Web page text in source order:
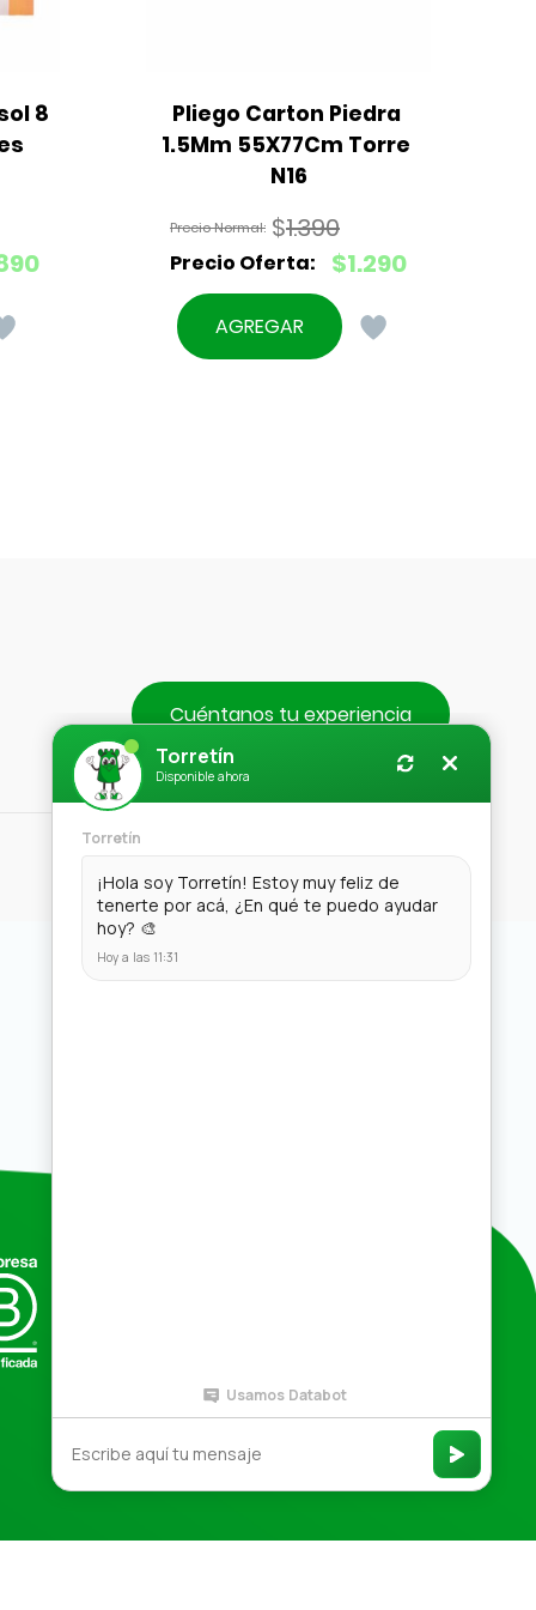
8
Pliego Carton Piedra
1.5Mm 55X77Cm Torre
N16
$1.390
El
precio
original
$1.290
El
precio
actual
AGREGAR
Cuéntanos tu experiencia